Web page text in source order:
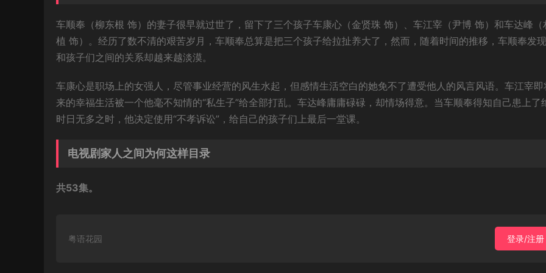
车顺奉（柳东根 饰）的妻子很早就过世了，留下了三个孩子车康心（金贤珠 饰）、车江宰（尹博 饰）和车达峰（
植 饰）。经历了数不清的艰苦岁月，车顺奉总算是把三个孩子给拉扯养大了，然而，随着时间的推移，车顺奉发
和孩子们之间的关系却越来越淡漠。
车康心是职场上的女强人，尽管事业经营的风生水起，但感情生活空白的她免不了遭受他人的风言风语。车江宰即
来的幸福生活被一个他毫不知情的“私生子”给全部打乱。车达峰庸庸碌碌，却情场得意。当车顺奉得知自己患上了
时日无多之时，他决定使用“不孝诉讼”，给自己的孩子们上最后一堂课。
电视剧家人之间为何这样目录
共53集。
粤语花园 登录/注册